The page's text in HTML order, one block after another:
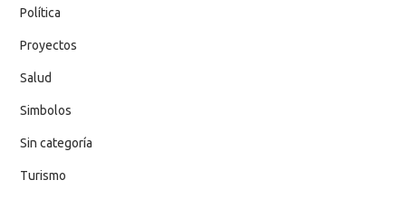
Política
Proyectos
Salud
Simbolos
Sin categoría
Turismo